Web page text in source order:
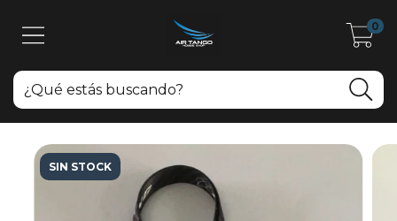
0
SIN STOCK